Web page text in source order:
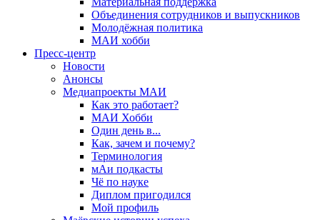
Объединения сотрудников и выпускников
Молодёжная политика
МАИ хобби
Пресс-центр
Новости
Анонсы
Медиапроекты МАИ
Как это работает?
МАИ Хобби
Один день в...
Как, зачем и почему?
Терминология
мАи подкасты
Чё по науке
Диплом пригодился
Мой профиль